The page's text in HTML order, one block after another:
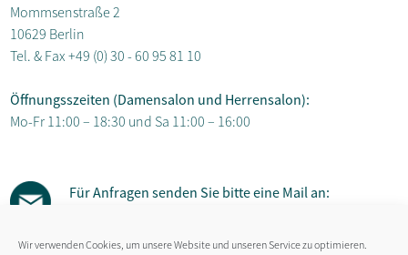
Wir verwenden Cookies, um unsere Website und unseren Service zu optimieren.
Mommsenstraße 2
10629 Berlin
Tel. & Fax+49 (0) 30 - 60 95 81 10
Öffnungsszeiten (Damensalon und Herrensalon):
Mo-Fr 11:00 – 18:30 und Sa 11:00 – 16:00
Für Anfragen senden Sie bitte eine Mail an: